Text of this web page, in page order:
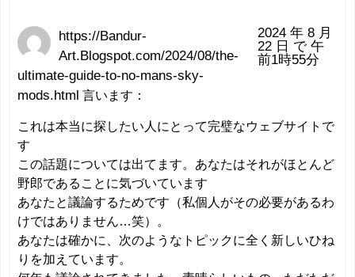
https://Bandur-
Art.Blogspot.com/2024/08/the-
ultimate-guide-to-no-mans-sky-
mods.html 言います：
2024 年 8 月
22 日 で 午
前1時55分
これは本当に探したい人にとって完璧なウェブサイトで
す
この話題については出てます。あなたはそれがほとんど
野郎であることに気づいています
あなたと議論するためです（私個人がその必要があるわ
けではありません…笑）。
あなたは確かに、次のようなトピックに全く新しいひね
りを加えています。